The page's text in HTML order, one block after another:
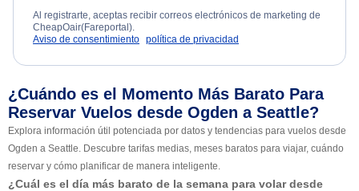
Al registrarte, aceptas recibir correos electrónicos de marketing de
CheapOair(Fareportal).
Aviso de consentimiento política de privacidad
¿Cuándo es el Momento Más Barato Para
Reservar Vuelos desde Ogden a Seattle?
Explora información útil potenciada por datos y tendencias para vuelos desde
Ogden a Seattle. Descubre tarifas medias, meses baratos para viajar, cuándo
reservar y cómo planificar de manera inteligente.
¿Cuál es el día más barato de la semana para volar desde